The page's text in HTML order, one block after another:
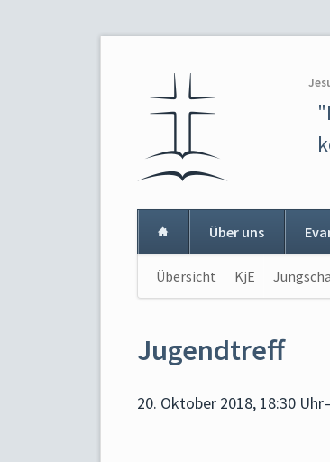
Über uns
Navigation
Übersicht KjE
Jugendtreff
20. Oktober 2018, 18:30